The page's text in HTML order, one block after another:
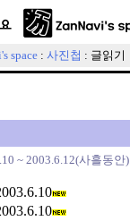
space : 사진첩 : 글읽기
~ 2003.6.12(사흘동안)